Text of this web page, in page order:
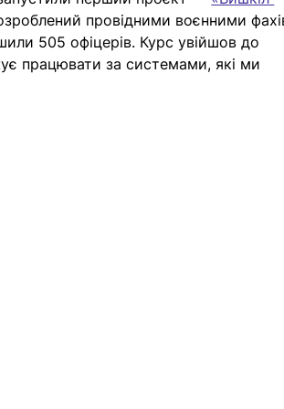
провідними воєнними
505 офіцерів. Курс увійшов до
працювати за системами, які ми